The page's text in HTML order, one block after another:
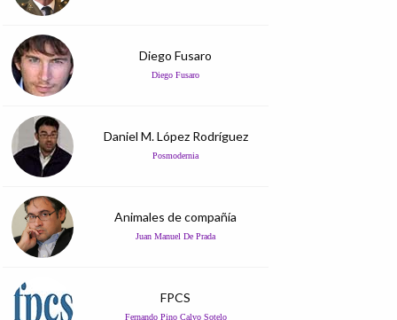
Diego Fusaro
Diego Fusaro
Daniel M. López Rodríguez
Posmodernia
Animales de compañía
Juan Manuel De Prada
FPCS
Fernando Pino Calvo Sotelo